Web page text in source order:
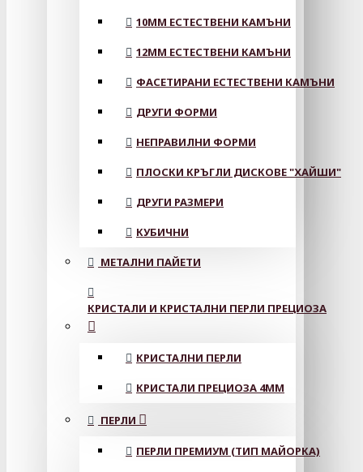
10MM ЕСТЕСТВЕНИ КАМЪНИ
12MM ЕСТЕСТВЕНИ КАМЪНИ
ФАСЕТИРАНИ ЕСТЕСТВЕНИ КАМЪНИ
ДРУГИ ФОРМИ
НЕПРАВИЛНИ ФОРМИ
ПЛОСКИ КРЪГЛИ ДИСКОВЕ "ХАЙШИ"
ДРУГИ РАЗМЕРИ
КУБИЧНИ
МЕТАЛНИ ПАЙЕТИ
КРИСТАЛИ И КРИСТАЛНИ ПЕРЛИ ПРЕЦИОЗА
КРИСТАЛНИ ПЕРЛИ
КРИСТАЛИ ПРЕЦИОЗА 4ММ
ПЕРЛИ
ПЕРЛИ ПРЕМИУМ (ТИП МАЙОРКА)